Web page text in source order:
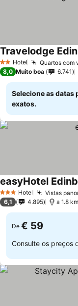
2 Estrelas
Hotel Quartos com
Travelodge
8,0 Muito boa 6.741
Selecione as datas
exatos.
3 EstrelasHotel Vistas
easyHotel
6,1 4.895 a 1.8
De € 59
Consulte os preços